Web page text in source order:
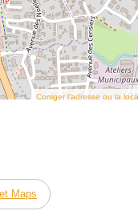
Corriger l’adresse ou la
Maps